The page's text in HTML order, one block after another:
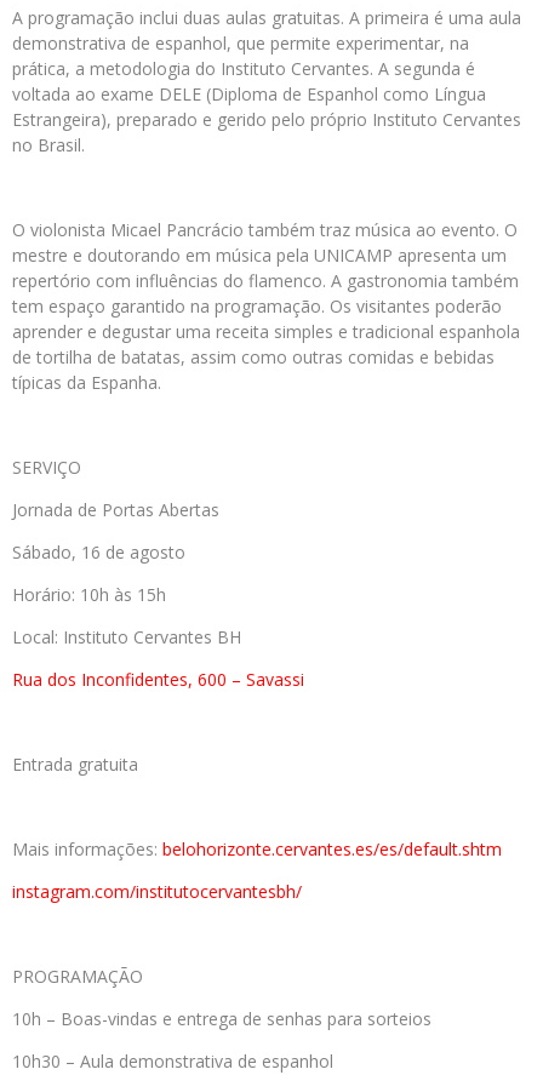
A programação inclui duas aulas gratuitas. A primeira é uma aula
demonstrativa de espanhol, que permite experimentar, na
prática, a metodologia do Instituto Cervantes. A segunda é
voltada ao exame DELE (Diploma de Espanhol como Língua
Estrangeira), preparado e gerido pelo próprio Instituto Cervantes
no Brasil.
O violonista Micael Pancrácio também traz música ao evento. O
mestre e doutorando em música pela UNICAMP apresenta um
repertório com influências do flamenco. A gastronomia também
tem espaço garantido na programação. Os visitantes poderão
aprender e degustar uma receita simples e tradicional espanhola
de tortilha de batatas, assim como outras comidas e bebidas
típicas da Espanha.
SERVIÇO
Jornada de Portas Abertas
Sábado, 16 de agosto
Horário: 10h às 15h
Local: Instituto Cervantes BH
Rua dos Inconfidentes, 600 – Savassi
Entrada gratuita
Mais informações: belohorizonte.cervantes.es/es/default.shtm
instagram.com/institutocervantesbh/
PROGRAMAÇÃO
10h – Boas-vindas e entrega de senhas para sorteios
10h30 – Aula demonstrativa de espanhol